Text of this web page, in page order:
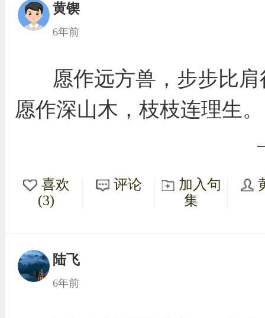
黄锲
6年前
愿作远方兽，步步比肩
愿作深山木，枝枝连理生。
喜欢
(3)
评论
加入句
集
陆飞
6年前